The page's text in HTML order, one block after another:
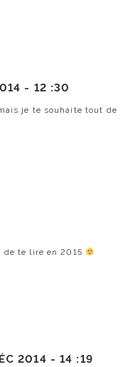
- 12 :30
je te souhaite tout de
de te lire en 2015
2014 -14 :19